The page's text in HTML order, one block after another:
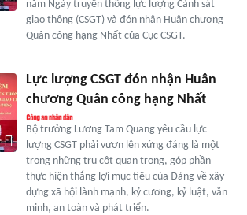
năm Ngày truyền thống lực lượng Cảnh sát
giao thông (CSGT) và đón nhận Huân chương
Quân công hạng Nhất của Cục CSGT.
Lực lượng CSGT đón nhận Huân
chương Quân công hạng Nhất
Bộ trưởng Lương Tam Quang yêu cầu lực
lượng CSGT phải vươn lên xứng đáng là một
trong những trụ cột quan trọng, góp phần
thực hiện thắng lợi mục tiêu của Đảng về xây
dựng xã hội lành mạnh, kỷ cương, kỷ luật, văn
minh, an toàn và phát triển.